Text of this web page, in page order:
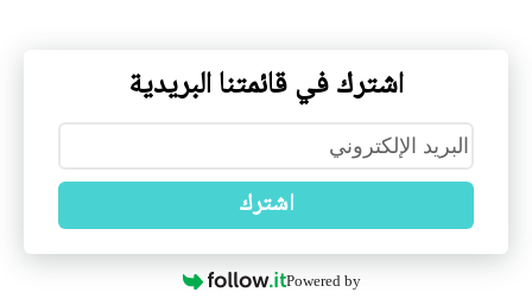
اشترك في قائمتنا البريدية
اشترك
Powered by